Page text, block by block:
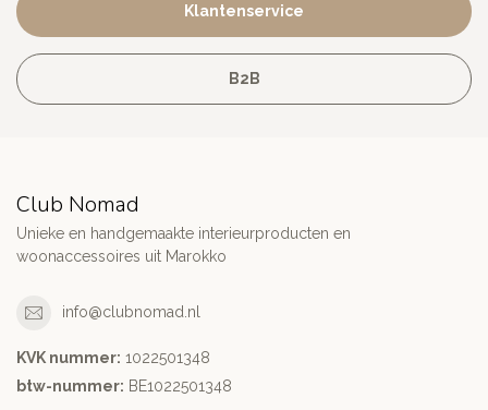
Klantenservice
B2B
Club Nomad
Unieke en handgemaakte interieurproducten en
woonaccessoires uit Marokko
info@clubnomad.nl
KVK nummer: 1022501348
btw-nummer: BE1022501348